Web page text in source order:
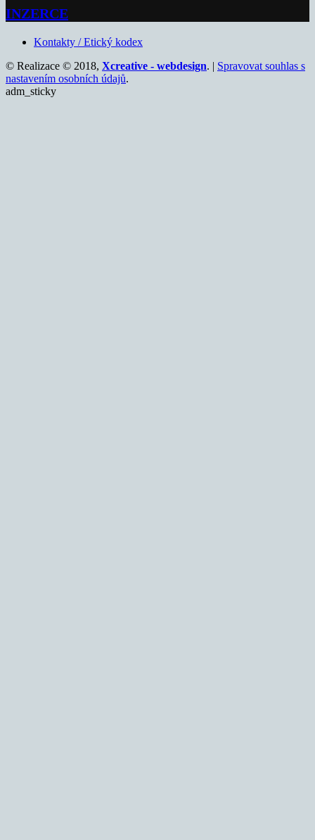
INZERCE
Kontakty / Etický kodex
© Realizace © 2018, Xcreative - webdesign. | Spravovat souhlas s
nastavením osobních údajů.
adm_sticky